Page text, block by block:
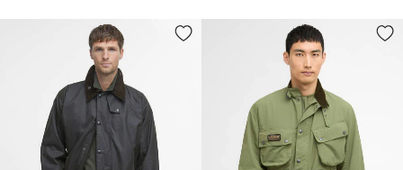
Wachsjacke Classic Northumbria Jacke Contemporary A7